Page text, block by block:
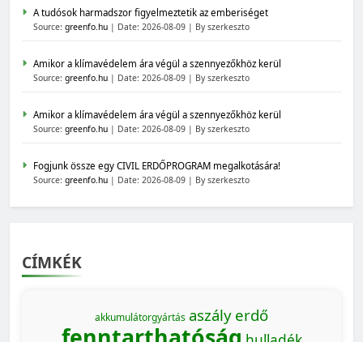
A tudósok harmadszor figyelmeztetik az emberiséget
Source: greenfo.hu Date: 2026-08-09 By szerkeszto
Amikor a klímavédelem ára végül a szennyezőkhöz kerül
Source: greenfo.hu Date: 2026-08-09 By szerkeszto
Amikor a klímavédelem ára végül a szennyezőkhöz kerül
Source: greenfo.hu Date: 2026-08-09 By szerkeszto
Fogjunk össze egy CIVIL ERDŐPROGRAM megalkotására!
Source: greenfo.hu Date: 2026-08-09 By szerkeszto
CÍMKÉK
akkumulátorgyártás aszály erdő